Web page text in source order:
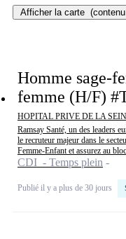
Afficher la carte
Homme sage-
femme (H/F)
HOPITAL PRIVE DE LA
Ramsay Santé, un des leaders
le recruteur majeur dans le
Femme-Enfant et assurez au
CDI - Temps plein
Publié il y a plus de 30 jours